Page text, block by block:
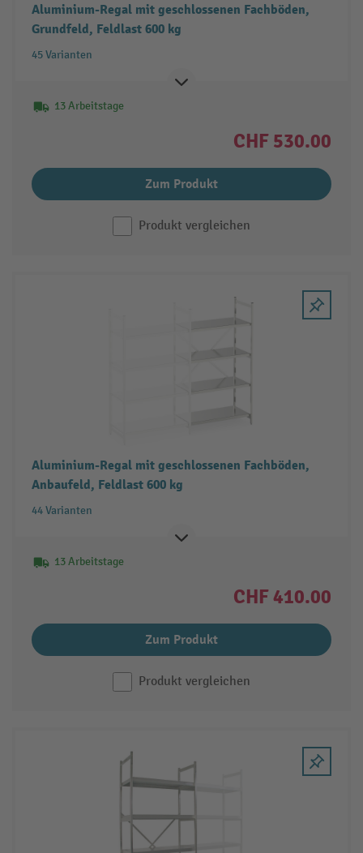
Aluminium-Regal mit geschlossenen Fachböden,
Grundfeld, Feldlast 600 kg
45 Varianten
13 Arbeitstage
CHF 530.00
Zum Produkt
Produkt vergleichen
Aluminium-Regal mit geschlossenen Fachböden,
Anbaufeld, Feldlast 600 kg
44 Varianten
13 Arbeitstage
CHF 410.00
Zum Produkt
Produkt vergleichen